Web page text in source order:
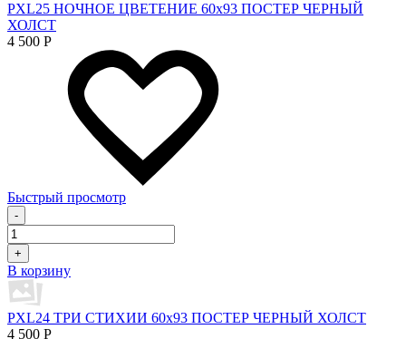
PXL25 НОЧНОЕ ЦВЕТЕНИЕ 60х93 ПОСТЕР ЧЕРНЫЙ
ХОЛСТ
4 500 Р
Быстрый просмотр
-
+
В корзину
PXL24 ТРИ СТИХИИ 60х93 ПОСТЕР ЧЕРНЫЙ ХОЛСТ
4 500 Р